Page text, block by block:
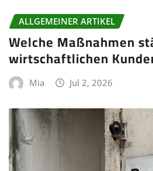
ALLGEMEINER ARTIKEL
Welche Maßnahmen
wirtschaftlichen
Mia Jul 2, 2026